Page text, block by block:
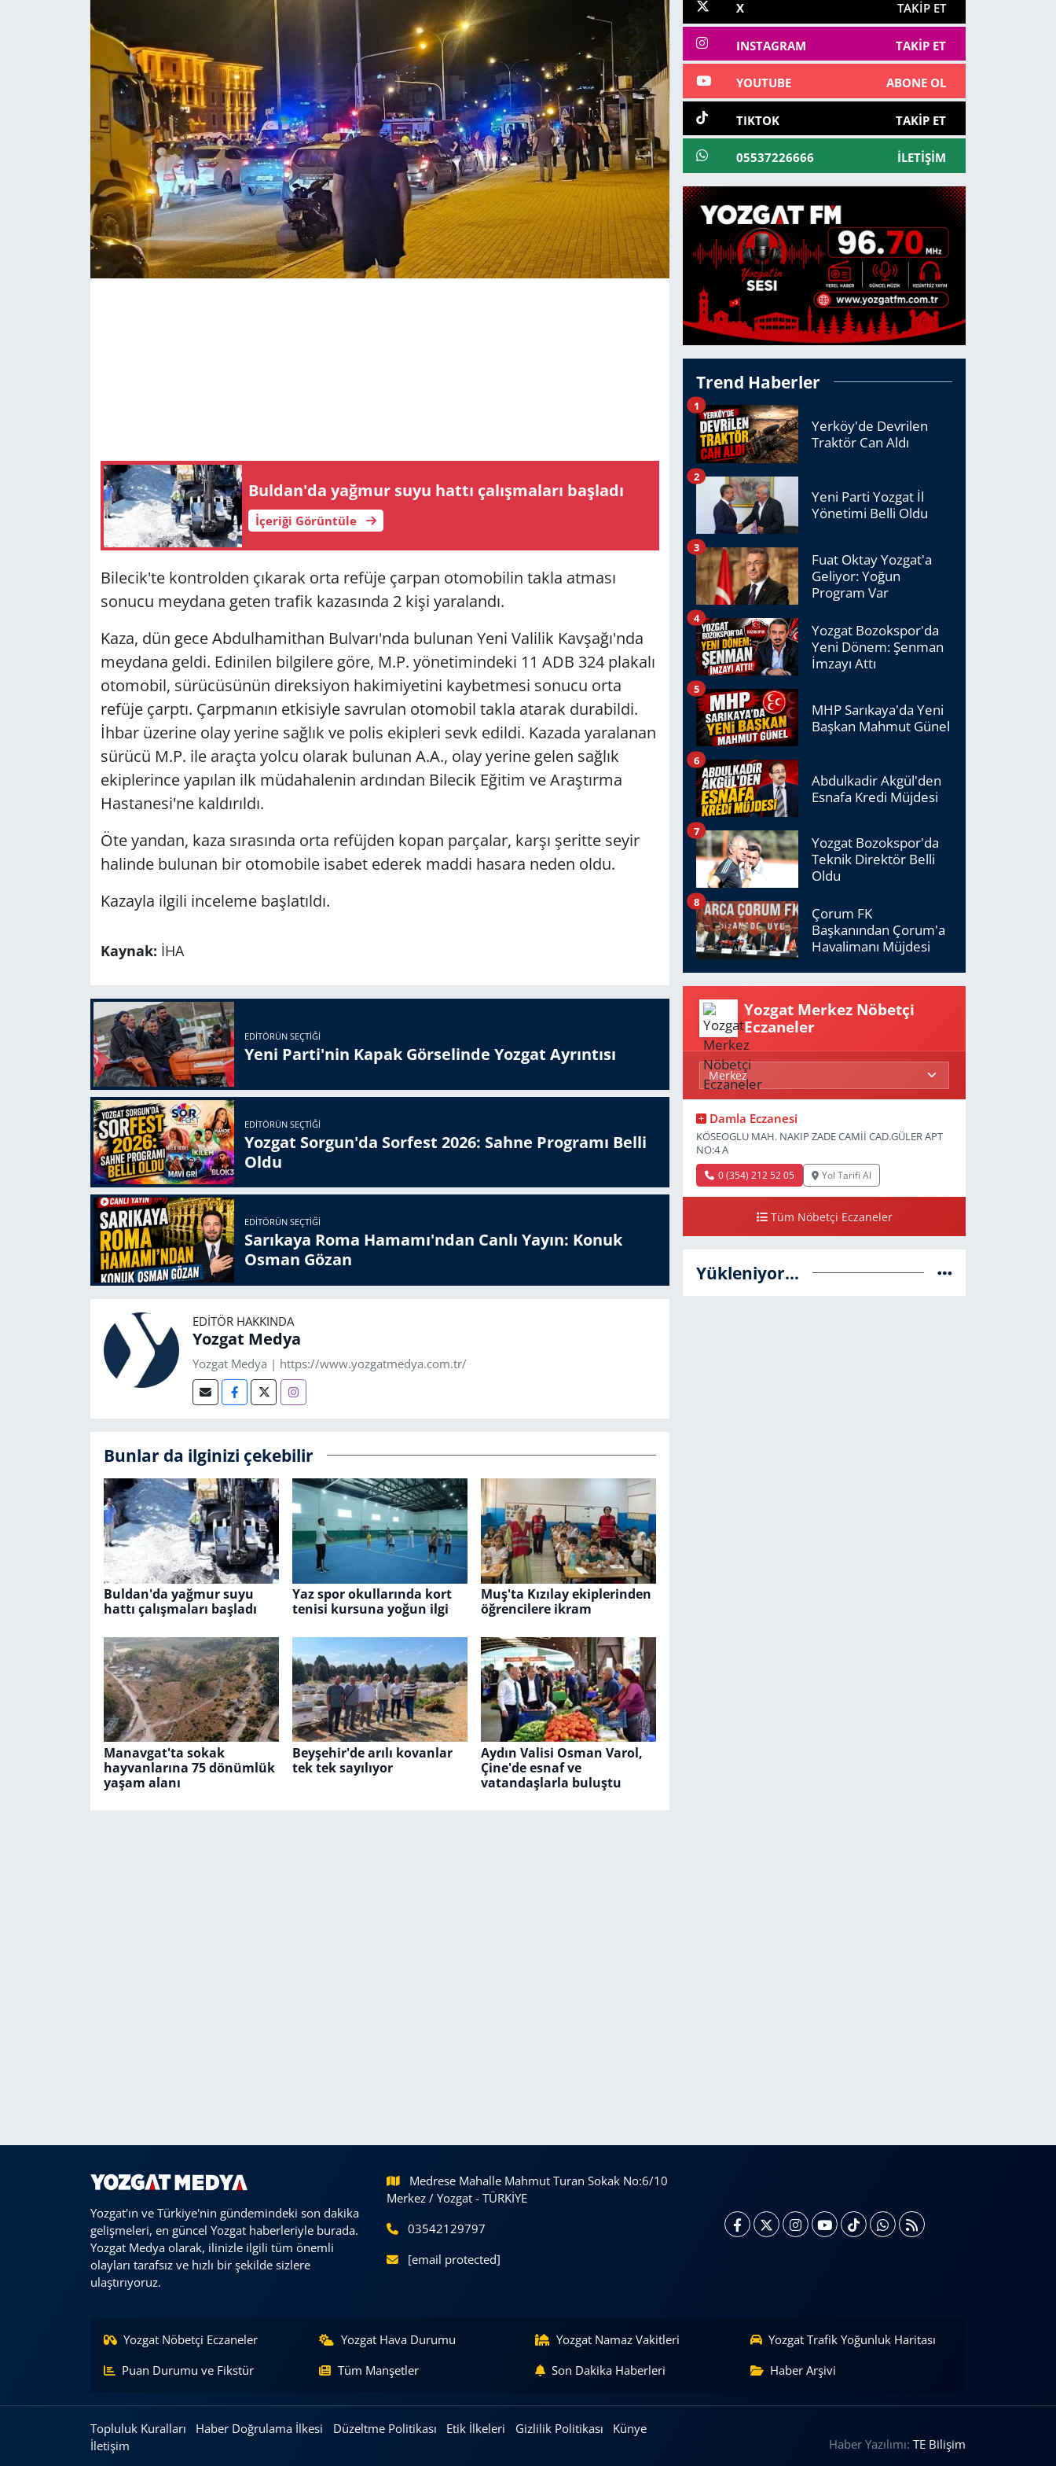
Buldan'da yağmur suyu hattı çalışmaları başladı
İçeriği Görüntüle
Bilecik'te kontrolden çıkarak orta refüje çarpan otomobilin takla atması
sonucu meydana geten trafik kazasında 2 kişi yaralandı.
Kaza, dün gece Abdulhamithan Bulvarı'nda bulunan Yeni Valilik Kavşağı'nda
meydana geldi. Edinilen bilgilere göre, M.P. yönetimindeki 11 ADB 324 plakalı
otomobil, sürücüsünün direksiyon hakimiyetini kaybetmesi sonucu orta
refüje çarptı. Çarpmanın etkisiyle savrulan otomobil takla atarak durabildi.
İhbar üzerine olay yerine sağlık ve polis ekipleri sevk edildi. Kazada yaralanan
sürücü M.P. ile araçta yolcu olarak bulunan A.A., olay yerine gelen sağlık
ekiplerince yapılan ilk müdahalenin ardından Bilecik Eğitim ve Araştırma
Hastanesi'ne kaldırıldı.
Öte yandan, kaza sırasında orta refüjden kopan parçalar, karşı şeritte seyir
halinde bulunan bir otomobile isabet ederek maddi hasara neden oldu.
Kazayla ilgili inceleme başlatıldı.
Kaynak: İHA
EDITÖRÜN SEÇTIĞI
Yeni Parti'nin Kapak Görselinde Yozgat Ayrıntısı
EDITÖRÜN SEÇTIĞI
Yozgat Sorgun'da Sorfest 2026: Sahne Programı Belli
Oldu
EDITÖRÜN SEÇTIĞI
Sarıkaya Roma Hamamı'ndan Canlı Yayın: Konuk
Osman Gözan
EDITÖR HAKKINDA
Yozgat Medya
Yozgat Medya | https://www.yozgatmedya.com.tr/
Bunlar da ilginizi çekebilir
Buldan'da yağmur suyu
hattı çalışmaları başladı
Yaz spor okullarında kort
tenisi kursuna yoğun ilgi
Muş'ta Kızılay ekiplerinden
öğrencilere ikram
Manavgat'ta sokak
hayvanlarına 75 dönümlük
yaşam alanı
Beyşehir'de arılı kovanlar
tek tek sayılıyor
Aydın Valisi Osman Varol,
Çine'de esnaf ve
vatandaşlarla buluştu
X TAKIP ET
INSTAGRAM TAKIP ET
YOUTUBE ABONE OL
TIKTOK TAKIP ET
05537226666 İLETIŞIM
Trend Haberler
Yerköy'de Devrilen
Traktör Can Aldı
1
Yeni Parti Yozgat İl
Yönetimi Belli Oldu
2
Fuat Oktay Yozgat'a
Geliyor: Yoğun
Program Var
3
Yozgat Bozokspor'da
Yeni Dönem: Şenman
İmzayı Attı
4
MHP Sarıkaya'da Yeni
Başkan Mahmut Günel
5
Abdulkadir Akgül'den
Esnafa Kredi Müjdesi
6
Yozgat Bozokspor'da
Teknik Direktör Belli
Oldu
7
Çorum FK
Başkanından Çorum'a
Havalimanı Müjdesi
8
Yozgat Merkez Nöbetçi
Eczaneler
Damla Eczanesi
KÖSEOGLU MAH. NAKIP ZADE CAMİİ CAD.GÜLER APT
NO:4 A
0 (354) 212 52 05 Yol Tarifi Al
Tüm Nöbetçi Eczaneler
Yükleniyor...
Yozgat'ın ve Türkiye'nin gündemindeki son dakika
gelişmeleri, en güncel Yozgat haberleriyle burada.
Yozgat Medya olarak, ilinizle ilgili tüm önemli
olayları tarafsız ve hızlı bir şekilde sizlere
ulaştırıyoruz.
Medrese Mahalle Mahmut Turan Sokak No:6/10
Merkez / Yozgat - TÜRKİYE
03542129797
[email protected]
Yozgat Nöbetçi Eczaneler Yozgat Hava Durumu Yozgat Namaz Vakitleri
Yozgat Trafik Yoğunluk Haritası
Puan Durumu ve Fikstür
Tüm Manşetler Son Dakika Haberleri Haber Arşivi
Topluluk Kuralları Haber Doğrulama İlkesi Düzeltme Politikası Etik İlkeleri Gizlilik Politikası
Künye
İletişim
Haber Yazılımı:TE Bilişim